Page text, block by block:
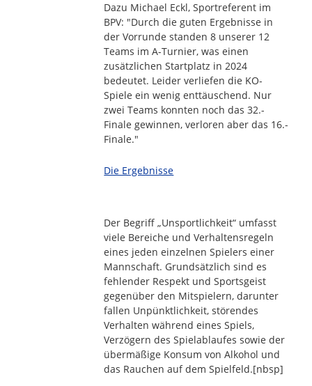
Dazu Michael Eckl, Sportreferent im
BPV: "Durch die guten Ergebnisse in
der Vorrunde standen 8 unserer 12
Teams im A-Turnier, was einen
zusätzlichen Startplatz in 2024
bedeutet. Leider verliefen die KO-
Spiele ein wenig enttäuschend. Nur
zwei Teams konnten noch das 32.-
Finale gewinnen, verloren aber das 16.-
Finale."
Die Ergebnisse
Der Begriff „Unsportlichkeit“ umfasst
viele Bereiche und Verhaltensregeln
eines jeden einzelnen Spielers einer
Mannschaft. Grundsätzlich sind es
fehlender Respekt und Sportsgeist
gegenüber den Mitspielern, darunter
fallen Unpünktlichkeit, störendes
Verhalten während eines Spiels,
Verzögern des Spielablaufes sowie der
übermäßige Konsum von Alkohol und
das Rauchen auf dem Spielfeld.[nbsp]